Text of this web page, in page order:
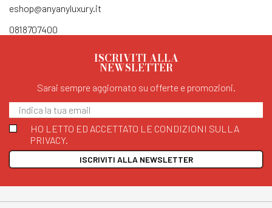
eshop@anyanyluxury.it
0818707400
ISCRIVITI ALLA
NEWSLETTER
Sarai sempre aggiornato su offerte e promozioni.
HO LETTO ED ACCETTATO LE CONDIZIONI SULLA
PRIVACY.
ISCRIVITI ALLA NEWSLETTER